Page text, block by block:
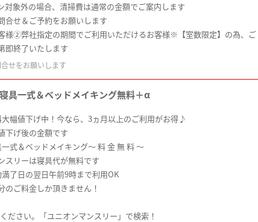
対象外の場合、清掃費は通常の金額でご案内します
合せ＆ご予約をお願いします
様②弊社指定の期間でご利用いただけるお客様※【室数限定】の為、ご
即終了いたします
せをお願いします
具一式＆ベッドメイキング無料＋α
大幅値下げ中！今なら、3ヵ月以上のご利用がお得♪
下げ後の金額です
一式＆ベッドメイキング〜 料 金 無 料 〜
スリーは寝具代が無料です
満了日の翌日午前9時まで利用OK
ご料金しか頂きません！
ださい。「ユニオンマンスリー」で検索！